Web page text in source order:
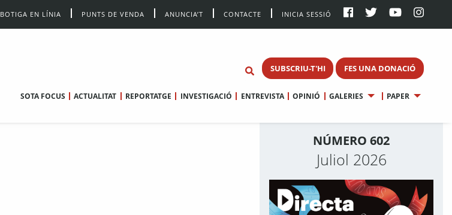
BOTIGA EN LÍNIA PUNTS DE VENDA ANUNCIA’T CONTACTE INICIA SESSIÓ
SUBSCRIU-T'HI FES UNA DONACIÓ
SOTA FOCUS ACTUALITAT REPORTATGE INVESTIGACIÓ ENTREVISTA OPINIÓ GALERIES PAPER
NÚMERO 602
Juliol 2026